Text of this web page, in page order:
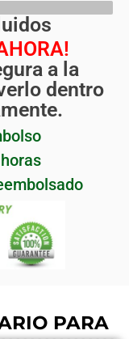
a la
dentro
PARA